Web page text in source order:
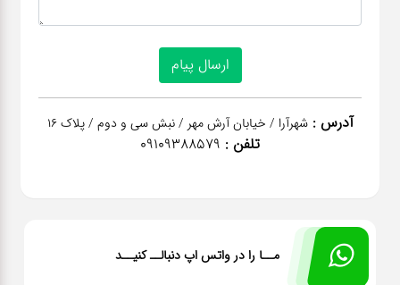
آدرس : شهرآرا / خیابان آرش مهر / نبش سی و دوم / پلاک 16
تلفن : 09109388579
مــا را در واتس اپ دنبالــ کنیــد